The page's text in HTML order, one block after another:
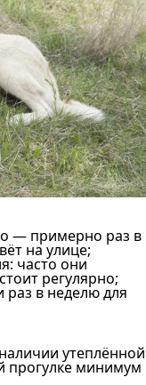
— примерно раз в
на улице;
часто они
регулярно;
в неделю для
утеплённой
прогулке минимум